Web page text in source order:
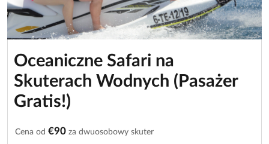
Oceaniczne Safari na
Skuterach Wodnych (Pasażer
Gratis!)
Cena od €90 za dwuosobowy skuter